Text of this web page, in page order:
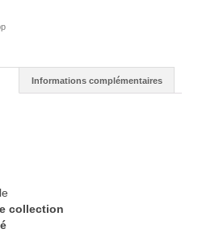
Informations complémentaires
collection